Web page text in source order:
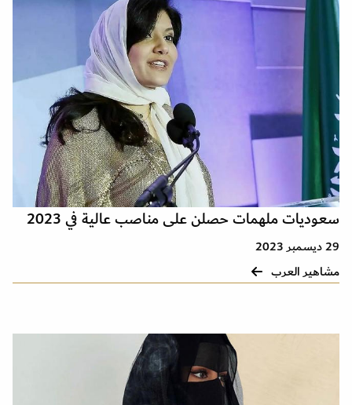
سعوديات ملهمات حصلن على مناصب عالية في 2023
29 ديسمبر 2023
مشاهير العرب